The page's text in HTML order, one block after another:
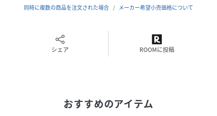
デニムやショートパンツと合わせたカジュアルな着こなし
【2026 Spring/Summer】【26SS】
同時に複数の商品を注文された場合
メーカー希望小売価格について
シェア ROOMに投稿
おすすめのアイテム